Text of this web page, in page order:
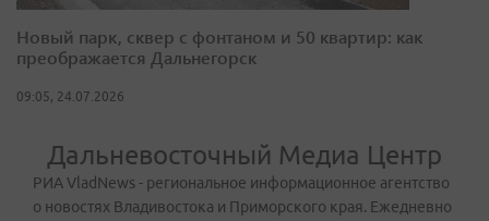
Новый парк, сквер с фонтаном и 50 квартир: как
преображается Дальнегорск
09:05, 24.07.2026
Дальневосточный Медиа Центр
РИА VladNews - региональное информационное агентство
о новостях Владивостока и Приморского края. Ежедневно